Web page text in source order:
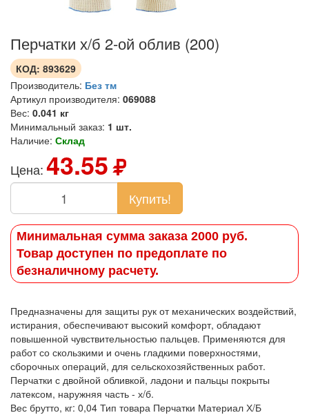
Перчатки х/б 2-ой облив (200)
КОД: 893629
Производитель: Без тм
Артикул производителя: 069088
Вес: 0.041 кг
Минимальный заказ: 1 шт.
Наличие: Склад
Цена:43.55
Купить!
Минимальная сумма заказа 2000 руб.
Товар доступен по предоплате по
безналичному расчету.
Предназначены для защиты рук от механических воздействий,
истирания, обеспечивают высокий комфорт, обладают
повышенной чувствительностью пальцев. Применяются для
работ со скользкими и очень гладкими поверхностями,
сборочных операций, для сельскохозяйственных работ.
Перчатки с двойной обливкой, ладони и пальцы покрыты
латексом, наружняя часть - х/б.
Вес брутто, кг: 0,04 Тип товара Перчатки Материал Х/Б